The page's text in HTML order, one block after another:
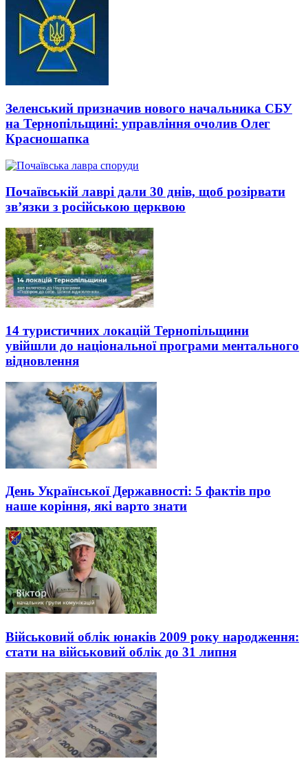
Зеленський призначив нового начальника СБУ
на Тернопільщині: управління очолив Олег
Красношапка
Почаївській лаврі дали 30 днів, щоб розірвати
зв’язки з російською церквою
14 туристичних локацій Тернопільщини
увійшли до національної програми ментального
відновлення
День Української Державності: 5 фактів про
наше коріння, які варто знати
Військовий облік юнаків 2009 року народження:
стати на військовий облік до 31 липня